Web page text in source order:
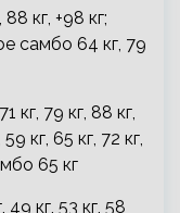
кг, +98 кг;
самбо 64 кг, 79
кг, 79 кг, 88 кг,
кг, 65 кг, 72 кг,
65 кг
кг, 53 кг, 58